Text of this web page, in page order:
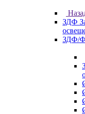
ЗДФ
ЗДФ/